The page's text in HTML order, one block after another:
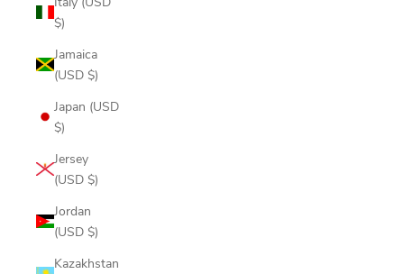
$)
Jamaica
(USD $)
Japan (USD
$)
Jersey
(USD $)
Jordan
(USD $)
Kazakhstan